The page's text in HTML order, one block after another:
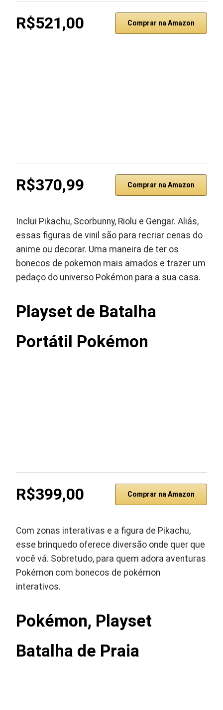
R$521,00 Comprar na Amazon
R$370,99 Comprar na Amazon
Inclui Pikachu, Scorbunny, Riolu e Gengar. Aliás,
essas figuras de vinil são para recriar cenas do
anime ou decorar. Uma maneira de ter os
bonecos de pokemon mais amados e trazer um
pedaço do universo Pokémon para a sua casa.
Playset de Batalha
Portátil Pokémon
R$399,00 Comprar na Amazon
Com zonas interativas e a figura de Pikachu,
esse brinquedo oferece diversão onde quer que
você vá. Sobretudo, para quem adora aventuras
Pokémon com bonecos de pokémon
interativos.
Pokémon, Playset
Batalha de Praia